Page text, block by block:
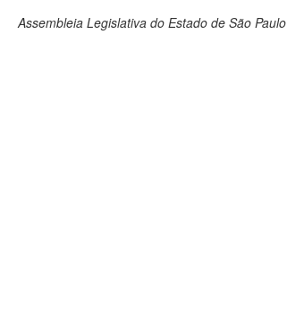
Assembleia Legislativa do Estado de São Paulo